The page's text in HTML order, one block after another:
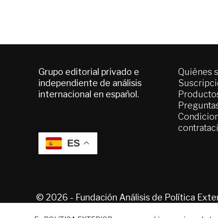
Grupo editorial privado e
independiente de análisis
internacional en español.
ES
Quiénes
© 2026 - Fundación Análisis de Política